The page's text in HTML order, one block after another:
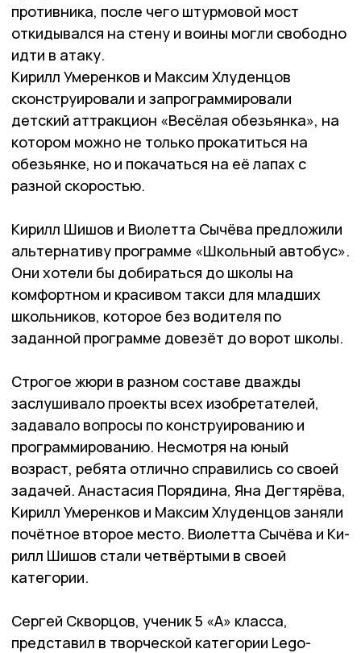
противника, после чего штурмовой мост
откидывался на стену и воины могли свободно
идти в атаку.
Кирилл Умеренков и Мак­сим Хлуденцов
сконструировали и запрограммировали
детский аттракцион «Весёлая обе­зьянка», на
котором можно не только прокатиться на
обезьянке, но и покачаться на её ла­пах с
разной скоростью.
Кирилл Шишов и Виолетта Сычёва предложили
альтернативу программе «Школьный автобус».
Они хотели бы добираться до школы на
комфортном и красивом такси для младших
школьников, которое без водителя по
заданной программе довезёт до ворот шко­лы.
Строгое жюри в разном составе дважды
заслушивало проекты всех изобретателей,
задавало вопросы по конструированию и
программированию. Несмотря на юный
возраст, ребята отлично справились со своей
задачей. Анастасия По­рядина, Яна Дегтярёва,
Кирилл Умеренков и Максим Хлу­ден­цов заняли
почётное второе место. Виолетта Сычёва и Ки­
рилл Шишов стали четвёртыми в своей
категории.
Сергей Скворцов, ученик 5 «А» класса,
представил в творческой категории Lego-